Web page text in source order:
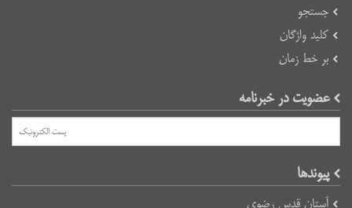
جستجو
کلید واژگان
بر خط زمان
عضویت در خبرنامه
پیوند‌ها
آستان قدس رضوی